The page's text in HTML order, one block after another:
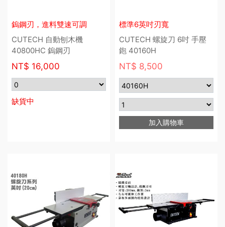
鎢鋼刃，進料雙速可調
CUTECH 自動刨木機
40800HC 鎢鋼刃
NT$ 16,000
缺貨中
標準6英吋刃寬
CUTECH 螺旋刀 6吋 手壓
鉋 40160H
NT$ 8,500
加入購物車